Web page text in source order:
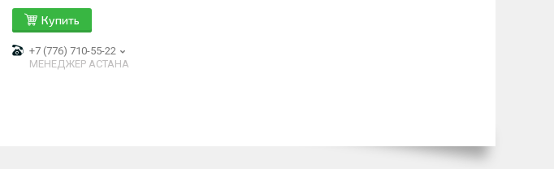
Купить
+7 (776) 710-55-22
МЕНЕДЖЕР АСТАНА